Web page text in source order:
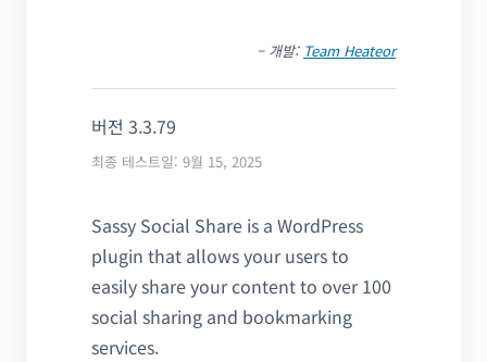
– 개발: Team Heateor
버전 3.3.79
최종 테스트일: 9월 15, 2025
Sassy Social Share is a WordPress
plugin that allows your users to
easily share your content to over 100
social sharing and bookmarking
services.